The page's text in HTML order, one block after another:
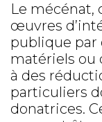
Le mécénat,
œuvres
publique par
matériels ou
à des
particuliers
donatrices.